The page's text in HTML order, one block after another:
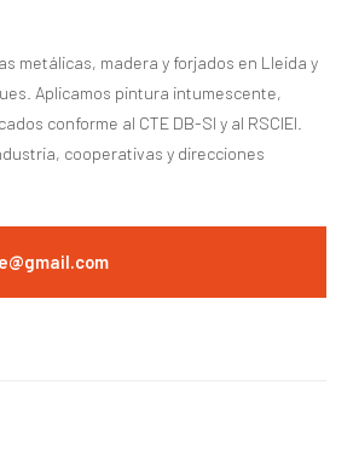
metálicas, madera y forjados en Lleida y
Aplicamos pintura intumescente,
conforme al CTE DB-SI y al RSCIEI.
cooperativas y direcciones